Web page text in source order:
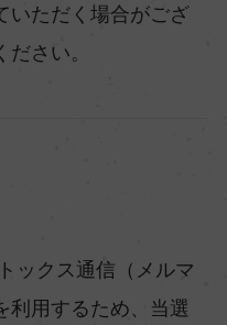
いただく場合がござ
さい。
ックス通信（メルマ
利用するため、当選